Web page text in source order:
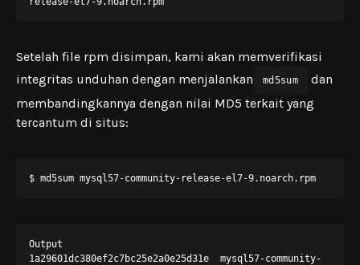
Setelah file rpm disimpan, kami akan memverifikasi
integritas unduhan dengan menjalankan
md5sum
dan
membandingkannya dengan nilai MD5 terkait yang
tercantum di situs:
$ md5sum mysql57-community-release-el7-9.noarch.rpm
Output
1a29601dc380ef2c7bc25e2a0e25d31e  mysql57-community-